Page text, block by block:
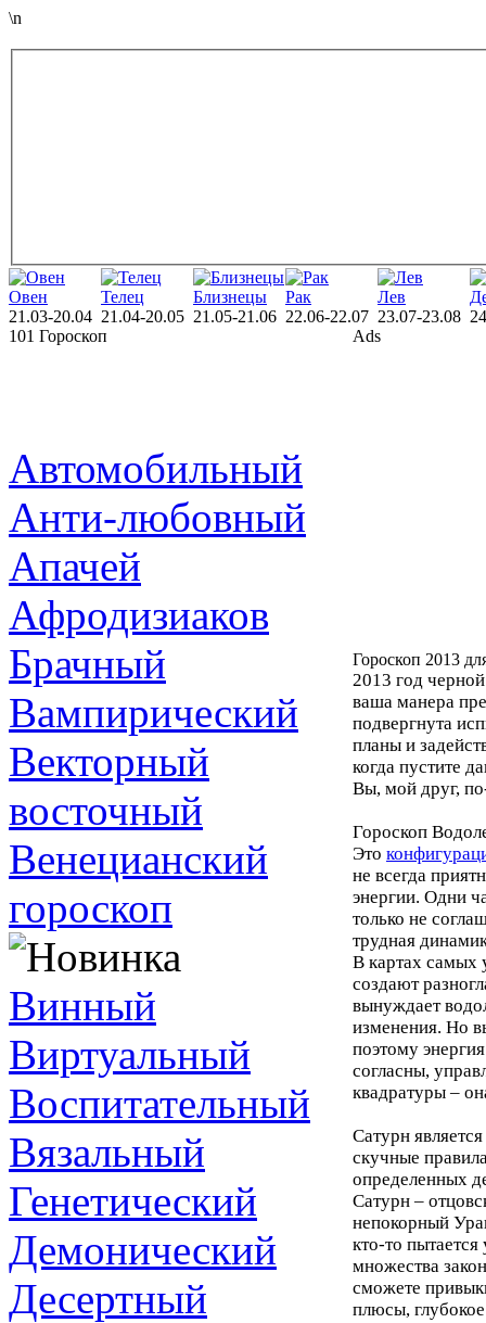
\n
Овен
21.03-20.04
Телец
21.04-20.05
Близнецы
21.05-21.06
Рак
22.06-22.07
Лев
23.07-23.08
101 Гороскоп
Автомобильный
Анти-любовный
Апачей
Афродизиаков
Брачный
Вампирический
Векторный
восточный
Венецианский
гороскоп
Винный
Виртуальный
Воспитательный
Вязальный
Генетический
Демонический
Десертный
Ads
Гороскоп 2013
2013 год
ваша манера
подвергнута
планы и
когда пустите
Вы, мой друг,
Гороскоп
Это
не всегда
энергии. Одни
только не
трудная
В картах самых
создают
вынуждает
изменения. Но
поэтому
согласны,
квадратуры –
Сатурн
скучные
определенных
Сатурн –
непокорный
кто-то пытается
множества
сможете
плюсы,